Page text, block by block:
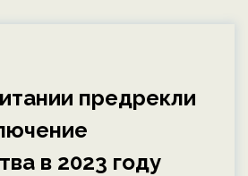
предрекли
в 2023 году